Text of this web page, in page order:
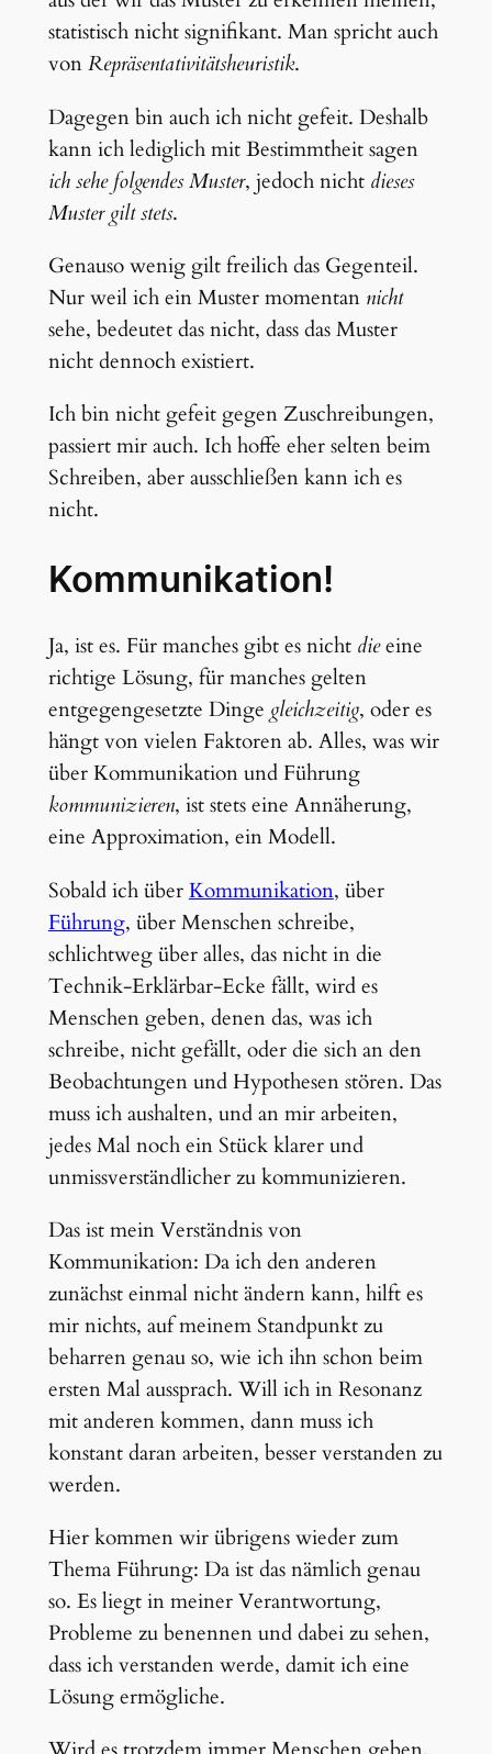
statistisch nicht signifikant. Man spricht auch
vonRepräsentativitätsheuristik.
Dagegen bin auch ich nicht gefeit. Deshalb
kann ich lediglich mit Bestimmtheit sagen
ich sehe folgendes Muster, jedoch nicht dieses
Muster gilt stets.
Genauso wenig gilt freilich das Gegenteil.
Nur weil ich ein Muster momentan nicht
sehe, bedeutet das nicht, dass das Muster
nicht dennoch existiert.
Ich bin nicht gefeit gegen Zuschreibungen,
passiert mir auch. Ich hoffe eher selten beim
Schreiben, aber ausschließen kann ich es
nicht.
Kommunikation!
Ja, ist es. Für manches gibt es nicht dieeine
richtige Lösung, für manches gelten
entgegengesetzte Dinge gleichzeitig, oder es
hängt von vielen Faktoren ab. Alles, was wir
über Kommunikation und Führung
kommunizieren, ist stets eine Annäherung,
eine Approximation, ein Modell.
Sobald ich überKommunikation, über
Führung, über Menschen schreibe,
schlichtweg über alles, das nicht in die
Technik-Erklärbar-Ecke fällt, wird es
Menschen geben, denen das, was ich
schreibe, nicht gefällt, oder die sich an den
Beobachtungen und Hypothesen stören. Das
muss ich aushalten, und an mir arbeiten,
jedes Mal noch ein Stück klarer und
unmissverständlicher zu kommunizieren.
Das ist mein Verständnis von
Kommunikation: Da ich den anderen
zunächst einmal nicht ändern kann, hilft es
mir nichts, auf meinem Standpunkt zu
beharren genau so, wie ich ihn schon beim
ersten Mal aussprach. Will ich in Resonanz
mit anderen kommen, dann muss ich
konstant daran arbeiten, besser verstanden zu
werden.
Hier kommen wir übrigens wieder zum
Thema Führung: Da ist das nämlich genau
so. Es liegt in meiner Verantwortung,
Probleme zu benennen und dabei zu sehen,
dass ich verstanden werde, damit ich eine
Lösung ermögliche.